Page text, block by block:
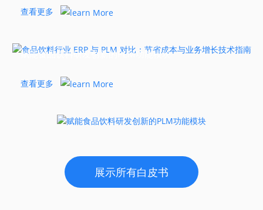
查看更多
赋能食品饮料研发创新的PLM功能模块
查看更多
展示所有白皮书